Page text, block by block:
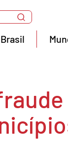
Brasil